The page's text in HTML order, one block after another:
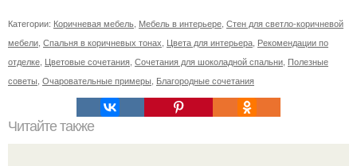
Категории: Коричневая мебель Мебель в интерьере Стен для светло-коричневой
мебели Спальня в коричневых тонах Цвета для интерьера Рекомендации по
отделке Цветовые сочетания Сочетания для шоколадной спальни Полезные
советы Очаровательные примеры Благородные сочетания
Читайте также